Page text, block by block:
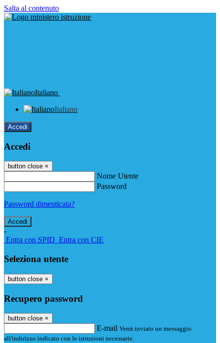
Salta al contenuto
Italiano
Italiano
Accedi
Accedi
button close ×
Nome Utente
Password
Password dimenticata?
-
Entra con SPID Entra con CIE
Seleziona utente
button close ×
Recupero password
button close ×
E-mail Verrà inviato un messaggio
all'indirizzo indicato con le istruzioni necessarie.